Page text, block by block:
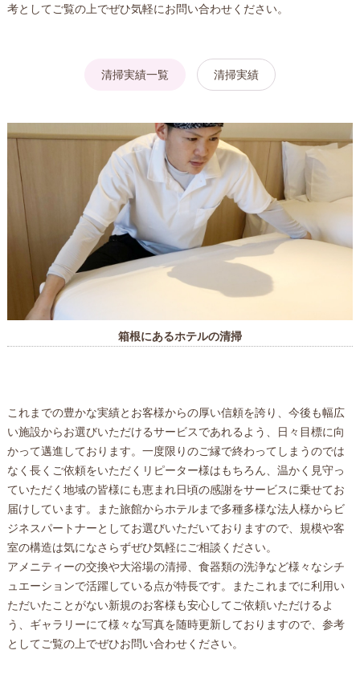
考としてご覧の上でぜひ気軽にお問い合わせください。
清掃実績一覧 清掃実績
箱根にあるホテルの清掃
これまでの豊かな実績とお客様からの厚い信頼を誇り、今後も幅広
い施設からお選びいただけるサービスであれるよう、日々目標に向
かって邁進しております。一度限りのご縁で終わってしまうのでは
なく長くご依頼をいただくリピーター様はもちろん、温かく見守っ
ていただく地域の皆様にも恵まれ日頃の感謝をサービスに乗せてお
届けしています。また旅館からホテルまで多種多様な法人様からビ
ジネスパートナーとしてお選びいただいておりますので、規模や客
室の構造は気になさらずぜひ気軽にご相談ください。
アメニティーの交換や大浴場の清掃、食器類の洗浄など様々なシチ
ュエーションで活躍している点が特長です。またこれまでに利用い
ただいたことがない新規のお客様も安心してご依頼いただけるよ
う、ギャラリーにて様々な写真を随時更新しておりますので、参考
としてご覧の上でぜひお問い合わせください。